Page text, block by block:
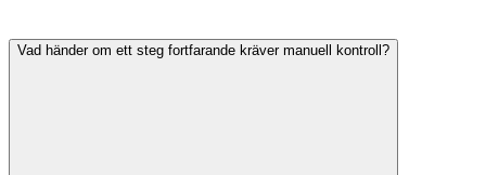
Vad händer om ett steg fortfarande kräver manuell kontroll?